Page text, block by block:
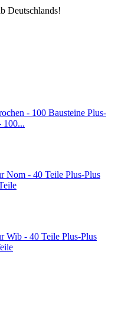
Deutschlands!
Plus-
100...
Plus-Plus
Plus-Plus